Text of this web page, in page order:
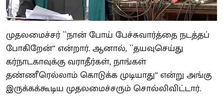
முதலமைச்சர் ``நான் போய் பேச்சுவார்த்தை நடத்தப்
போகிறேன்’’ என்றார். ஆனால், ``தயவுசெய்து
கர்நாடகாவுக்கு வராதீர்கள், நாங்கள்
தண்ணீரெல்லாம் கொடுக்க முடியாது’’ என்று அங்கு
இருக்கக்கூடிய முதலமைச்சரும் சொல்லிவிட்டார்.